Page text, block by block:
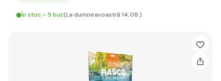
În stoc > 5 buc(La dumneavoastră 14.08.)